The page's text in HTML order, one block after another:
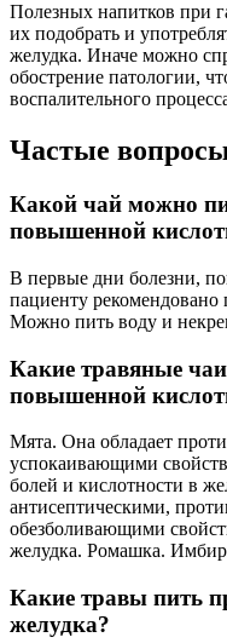
Полезных напитков при
их подобрать и
желудка. Иначе можно
обострение патологии,
воспалительного
Частые
Какой чай можно
повышенной
В первые дни болезни,
пациенту рекомендовано
Можно пить воду и
Какие травяные
повышенной
Мята. Она обладает
успокаивающими
болей и кислотности в
антисептическими,
обезболивающими
желудка. Ромашка.
Какие травы пить
желудка?